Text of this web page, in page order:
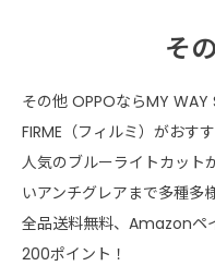
そ
その他 OPPOならMY WAY
FIRME（フィルミ）がおすす
人気のブルーライトカット
いアンチグレアまで多種多
全品送料無料、Amazonペ
200ポイント！